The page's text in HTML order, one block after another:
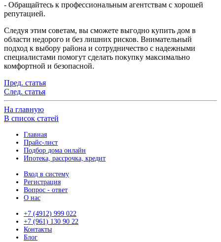
- Обращайтесь к профессиональным агентствам с хорошей
репутацией.
Следуя этим советам, вы сможете выгодно купить дом в
области недорого и без лишних рисков. Внимательный
подход к выбору района и сотрудничество с надежными
специалистами помогут сделать покупку максимально
комфортной и безопасной.
Пред. статья
След. статья
На главную
В список статей
Главная
Прайс-лист
Подбор дома онлайн
Ипотека, рассрочка, кредит
Вход в систему
Регистрация
Вопрос - ответ
О нас
+7 (4912) 999 022
+7 (961) 130 90 22
Контакты
Блог